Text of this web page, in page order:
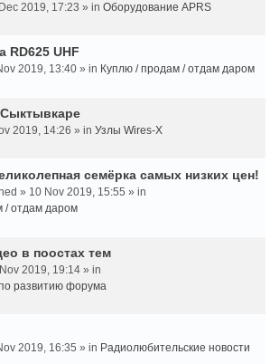
2019, 17:23 » in Оборудование APRS
RD625 UHF
2019, 13:40 » in Куплю / продам / отдам даром
2019, 14:26 » in Узлы Wires-X
семёрка самых низких цен!
» 10 Nov 2019, 15:55 » in
/ отдам даром
в поостах тем
2019, 19:14 » in
развитию форума
2019, 16:35 » in Радиолюбительские новости